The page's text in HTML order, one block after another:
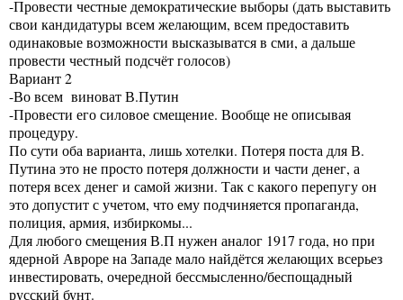
-Провести честные демократические выборы (дать выставить
свои кандидатуры всем желающим, всем предоставить
одинаковые возможности высказыватся в сми, а дальше
провести честный подсчёт голосов)
Вариант 2
-Во всем виноват В.Путин
-Провести его силовое смещение. Вообще не описывая
процедуру.
По сути оба варианта, лишь хотелки. Потеря поста для В.
Путина это не просто потеря должности и части денег, а
потеря всех денег и самой жизни. Так с какого перепугу он
это допустит с учетом, что ему подчиняется пропаганда,
полиция, армия, избиркомы...
Для любого смещения В.П нужен аналог 1917 года, но при
ядерной Авроре на Западе мало найдётся желающих всерьез
инвестировать, очередной бессмысленно/беспощадный
русский бунт.